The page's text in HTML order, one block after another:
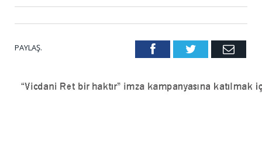
PAYLAŞ. FacebookTwitter Email